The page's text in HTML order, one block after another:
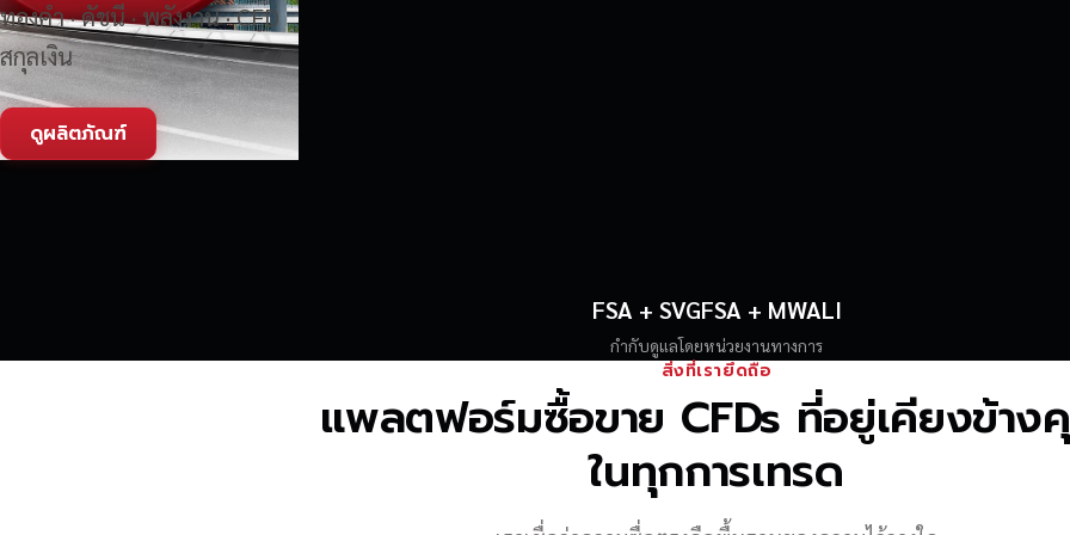
ทองคำ · ดัชนี · พลังงาน · CFD
สกุลเงิน
ดูผลิตภัณฑ์
FSA + SVGFSA + MWALI
กำกับดูแลโดยหน่วยงานทางการ
สิ่งที่เรายึดถือ
แพลตฟอร์มซื้อขาย CFDs ที่อยู่เคียงข้า
ในทุกการเทรด